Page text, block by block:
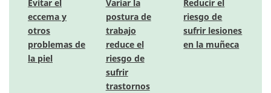
Evitar el
eccema y
otros
problemas de
la piel
Variar la
postura de
trabajo
reduce el
riesgo de
sufrir
trastornos
Reducir el
riesgo de
sufrir lesiones
en la muñeca